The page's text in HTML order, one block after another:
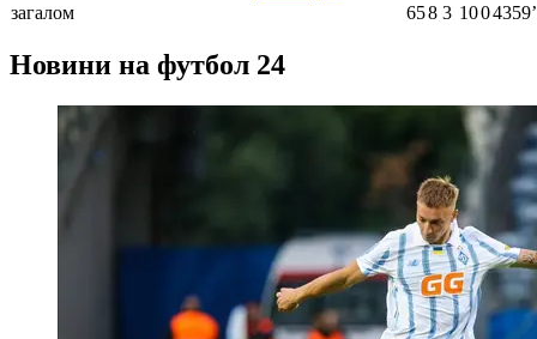
загалом 658 3 1004359ʼ
Новини на футбол 24